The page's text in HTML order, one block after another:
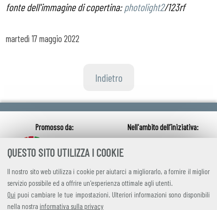
QUESTO SITO UTILIZZA I COOKIE
Il nostro sito web utilizza i cookie per aiutarci a migliorarlo, a fornire il miglior
servizio possibile ed a offrire un'esperienza ottimale agli utenti.
Qui puoi cambiare le tue impostazioni. Ulteriori informazioni sono disponibili
nella nostra informativa sulla privacy
fonte dell'immagine di copertina:photolight2/123rf
martedì 17 maggio 2022
Indietro